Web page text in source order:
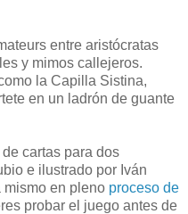
entre aristócratas
y mimos callejeros.
la Capilla Sistina,
en un ladrón de guante
cartas para dos
e ilustrado por Iván
mismo en pleno proceso de
probar el juego antes de